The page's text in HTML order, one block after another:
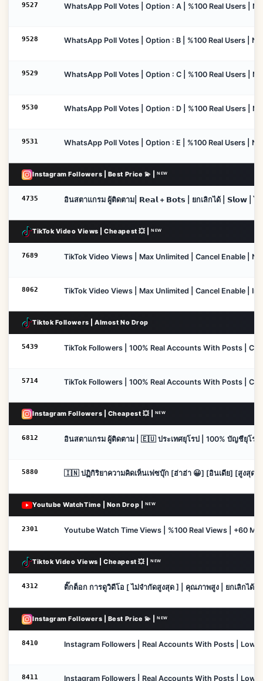
9527 WhatsApp Poll Votes | Option : A | %100 Real Users |
9528 WhatsApp Poll Votes | Option : B | %100 Real Users |
9529 WhatsApp Poll Votes | Option : C | %100 Real Users |
9530 WhatsApp Poll Votes | Option : D | %100 Real Users |
9531 WhatsApp Poll Votes | Option : E | %100 Real Users |
Instagram Followers | Best Price 💫 | ᴺᴱᵂ
4735 อินสตาแกรม ผู้ติดตาม| 𝗥𝗲𝗮𝗹 + 𝗕𝗼𝘁𝘀 | ยกเลิกได้ | 𝗦𝗹𝗼𝘄 | ไม่
TikTok Video Views | Cheapest 💥 | ᴺᴱᵂ
7689 TikTok Video Views | Max Unlimited | Cancel Enable |
8062 TikTok Video Views | Max Unlimited | Cancel Enable |
Tiktok Followers | Almost No Drop
5439 TikTok Followers | 100% Real Accounts With Posts |
5714 TikTok Followers | 100% Real Accounts With Posts |
Instagram Followers | Cheapest 💥 | ᴺᴱᵂ
6812 อินสตาแกรม ผู้ติดตาม | 🇪🇺 ประเทศยุโรป | 100% บัญชียุโร
5880 🇮🇳 ปฏิกิริยาความคิดเห็นเฟซบุ๊ก [ฮ่าฮ่า 😀] [อินเดีย] [สูงสุด
Youtube WatchTime | Non Drop | ᴺᴱᵂ
2301 Youtube Watch Time Views | %100 Real Views | +60
Tiktok Video Views | Cheapest 💥 | ᴺᴱᵂ
4312 ติ๊กต็อก การดูวิดีโอ [ ไม่จำกัดสูงสุด ] | คุณภาพสูง | ยกเลิกได้ |
Instagram Followers | Best Price 💫 | ᴺᴱᵂ
8410 Instagram Followers | Real Accounts With Posts | Low
8411 Instagram Followers | Real Accounts With Posts | Low